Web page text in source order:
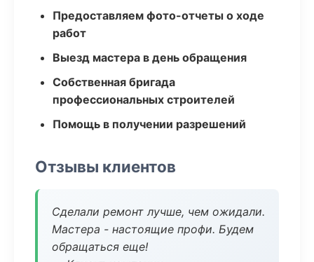
Предоставляем фото-отчеты о ходе
работ
Выезд мастера в день обращения
Собственная бригада
профессиональных строителей
Помощь в получении разрешений
Отзывы клиентов
Сделали ремонт лучше, чем ожидали.
Мастера - настоящие профи. Будем
обращаться еще!